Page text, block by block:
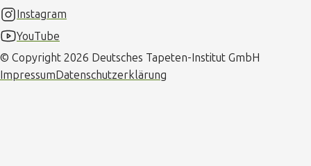
Instagram
YouTube
© Copyright 2026 Deutsches Tapeten-Institut GmbH
ImpressumDatenschutzerklärung